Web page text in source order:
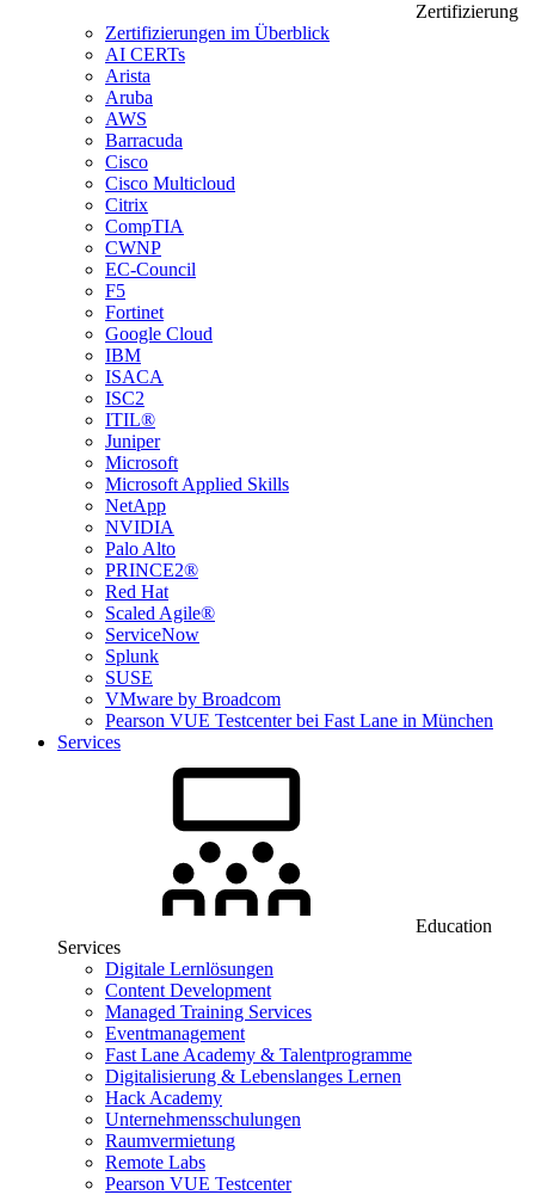
Zertifizierung
Zertifizierungen im Überblick
AI CERTs
Arista
Aruba
AWS
Barracuda
Cisco
Cisco Multicloud
Citrix
CompTIA
CWNP
EC-Council
F5
Fortinet
Google Cloud
IBM
ISACA
ISC2
ITIL®
Juniper
Microsoft
Microsoft Applied Skills
NetApp
NVIDIA
Palo Alto
PRINCE2®
Red Hat
Scaled Agile®
ServiceNow
Splunk
SUSE
VMware by Broadcom
Pearson VUE Testcenter bei Fast Lane in München
Services
Education
Services
Digitale Lernlösungen
Content Development
Managed Training Services
Eventmanagement
Fast Lane Academy & Talentprogramme
Digitalisierung & Lebenslanges Lernen
Hack Academy
Unternehmensschulungen
Raumvermietung
Remote Labs
Pearson VUE Testcenter